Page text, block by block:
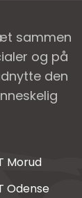
sammen
og på
den
Morud
Odense